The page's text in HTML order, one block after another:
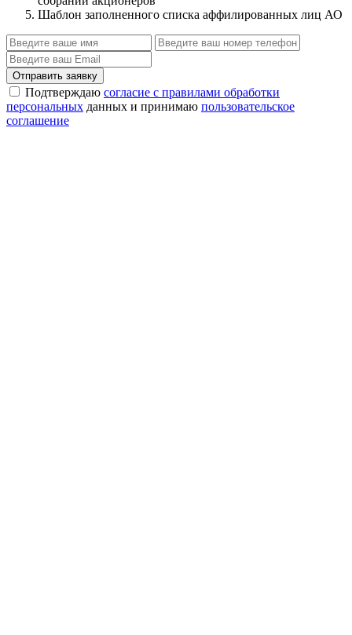
Шаблон заполненного списка аффилированных лиц АО
Отправить заявку
Подтверждаю согласие с правилами обработки
персональных данных и принимаю пользовательское
соглашение